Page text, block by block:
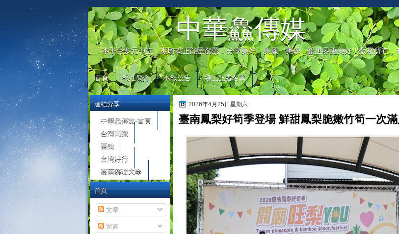
中華鱻傳媒
本平台多元中立，期盼為正能量發聲，分享美好、美麗、美學，讓世界更美好！版權所有
首頁 報社簡介 本報公告 線上記者名單
2026年4月25日星期六
臺南鳳梨好筍季登場 鮮甜鳳梨脆嫩竹筍一次滿
連結分享
中華鱻傳媒-首頁
台灣高鐵
臺鐵
台灣好行
嘉南藥理大學
首頁
文章
留言